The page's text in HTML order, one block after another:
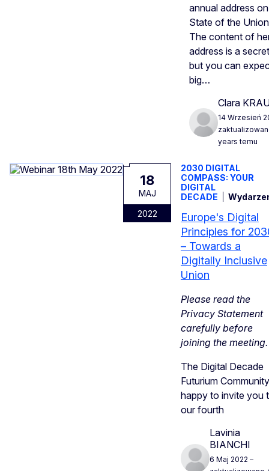
annual address
State of the
The content of
address is a
but you can
big…
Clara
14 Wrzesień
years temu
18
MAJ
2022
2030 DIGITAL
COMPASS: YOUR
DIGITAL
DECADE
Europe's Digital
Principles for
– Towards a
Digitally Inclusive
Union
Please read the
Privacy Statement
carefully before
joining the meeting.
The Digital Decade
Futurium
happy to invite you
our fourth
Lavinia
BIANCHI
6 Maj 2022 –